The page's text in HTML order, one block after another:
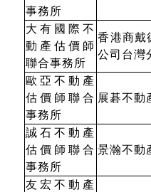
事務所
大有國際不
動產估價師
聯合事務所
香港商戴
公司台灣
歐亞不動產
估價師聯合
事務所
展碁不動
誠石不動產
估價師聯合
事務所
景瀚不動
友宏不動產